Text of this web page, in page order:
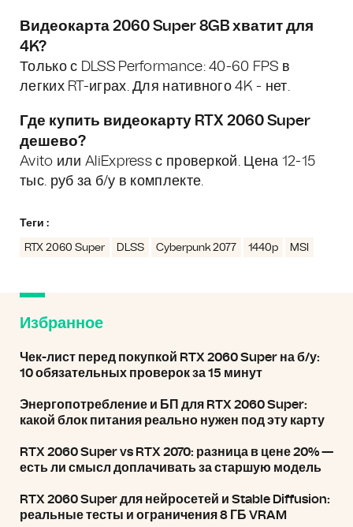
Видеокарта 2060 Super 8GB хватит для
4K?
Только с DLSS Performance: 40-60 FPS в
легких RT-играх. Для нативного 4K - нет.
Где купить видеокарту RTX 2060 Super
дешево?
Avito или AliExpress с проверкой. Цена 12-15
тыс. руб за б/у в комплекте.
Теги :
RTX 2060 Super DLSS Cyberpunk 2077 1440p MSI
Избранное
Чек-лист перед покупкой RTX 2060 Super на б/у:
10 обязательных проверок за 15 минут
Энергопотребление и БП для RTX 2060 Super:
какой блок питания реально нужен под эту карту
RTX 2060 Super vs RTX 2070: разница в цене 20% —
есть ли смысл доплачивать за старшую модель
RTX 2060 Super для нейросетей и Stable Diffusion:
реальные тесты и ограничения 8 ГБ VRAM